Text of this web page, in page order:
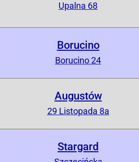
Upalna 68
Borucino
Borucino 24
Augustów
29 Listopada 8a
Stargard